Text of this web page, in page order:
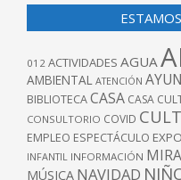
012 ACTIVIDADES AGUA
AMBIENTAL ATENCIÓN
BIBLIOTECACASA CASA
CONSULTORIO COVID
EMPLEO ESPECTÁCULO
INFANTIL INFORMACIÓN
MÚSICA NAVIDAD